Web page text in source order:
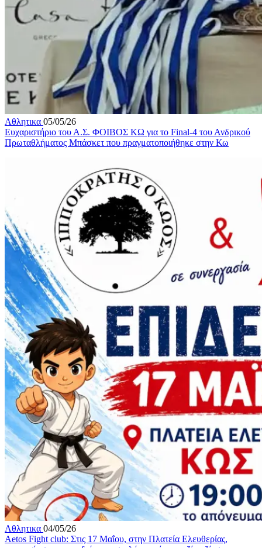
Αθλητικα 05/05/26
Ευχαριστήριο του Α.Σ. ΦΟΙΒΟΣ ΚΩ για το Final-4 του Ανδρικού
Πρωταθλήματος Μπάσκετ που πραγματοποιήθηκε στην Κω
Αθλητικα 04/05/26
Aetos Fight club: Στις 17 Μαΐου, στην Πλατεία Ελευθερίας,